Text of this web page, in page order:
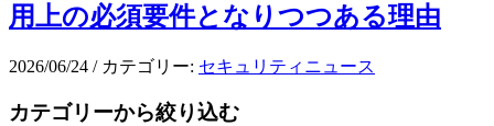
用上の必須要件となりつつある理由
2026/06/24 / カテゴリー: セキュリティニュース
カテゴリーから絞り込む